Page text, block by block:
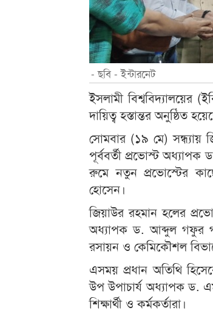
- ছবি - ইন্টারনেট
ইসলামী
দায়িত্ব হস্তান্তর অনুষ্ঠিত
সোমবার (১৯ মে) সন্ধ্যায়
পূর্ববর্তী প্রভোস্ট
রুমে নতুন প্রভোস্টের
হোসেন।
জিয়াউর রহমান হলের
অধ্যাপক ড. আব্দুল গফুর
রসায়ন ও কেমিকৌশল
এসময় প্রধান অতিথি
উপ উপাচার্য অধ্যাপক ড.
শিক্ষার্থী ও কর্মকর্তারা।